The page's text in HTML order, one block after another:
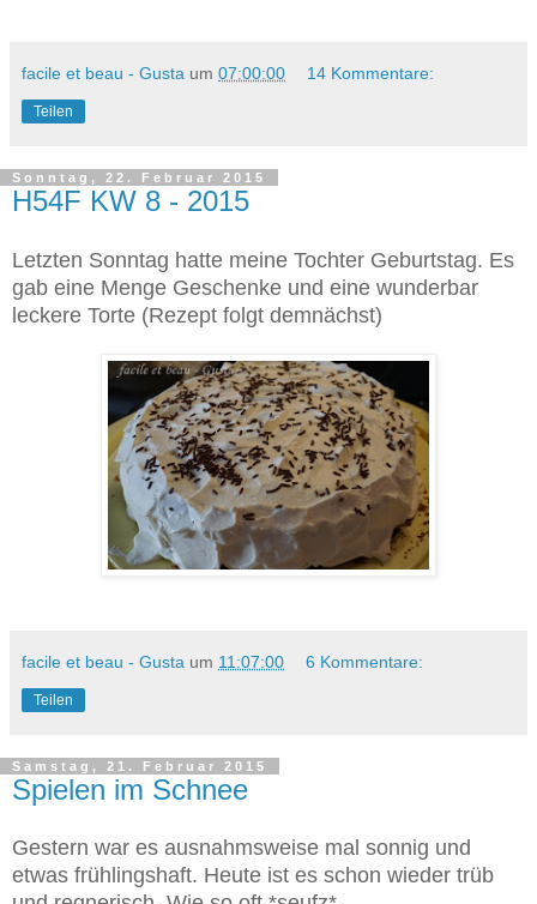
facile et beau - Gusta um 07:00:00 14 Kommentare:
Teilen
Sonntag, 22. Februar 2015
H54F KW 8 - 2015
Letzten Sonntag hatte meine Tochter Geburtstag. Es
gab eine Menge Geschenke und eine wunderbar
leckere Torte (Rezept folgt demnächst)
facile et beau - Gusta um 11:07:00 6 Kommentare:
Teilen
Samstag, 21. Februar 2015
Spielen im Schnee
Gestern war es ausnahmsweise mal sonnig und
etwas frühlingshaft. Heute ist es schon wieder trüb